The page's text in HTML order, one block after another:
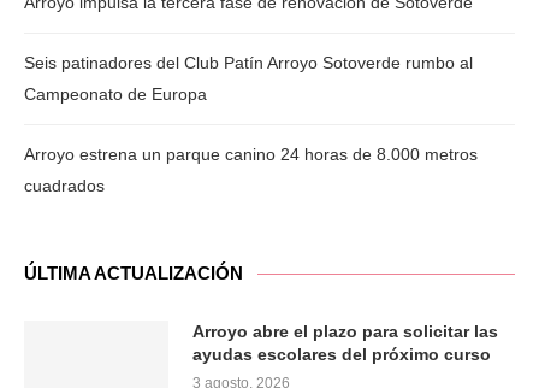
Seis patinadores del Club Patín Arroyo Sotoverde rumbo al
Campeonato de Europa
Arroyo estrena un parque canino 24 horas de 8.000 metros
cuadrados
ÚLTIMA ACTUALIZACIÓN
Arroyo abre el plazo para solicitar las
ayudas escolares del próximo curso
3 agosto, 2026